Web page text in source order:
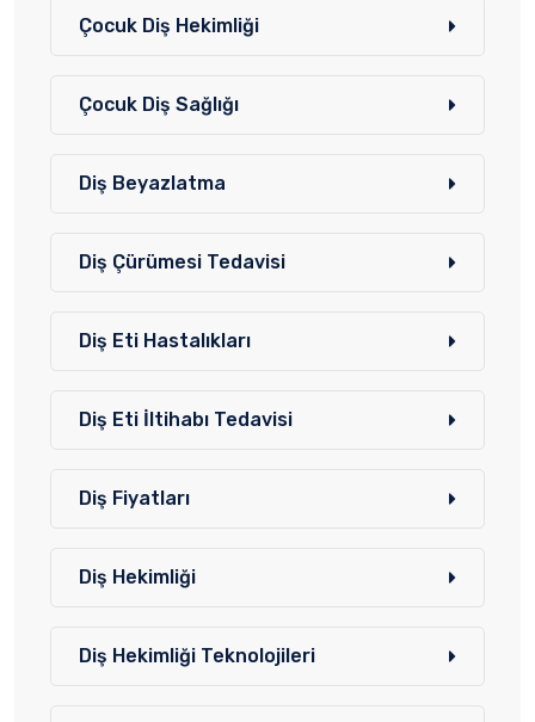
Çocuk Diş Hekimliği
Çocuk Diş Sağlığı
Diş Beyazlatma
Diş Çürümesi Tedavisi
Diş Eti Hastalıkları
Diş Eti İltihabı Tedavisi
Diş Fiyatları
Diş Hekimliği
Diş Hekimliği Teknolojileri